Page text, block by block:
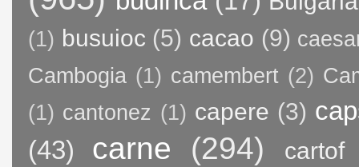
(1) busuioc (5) cacao (9)
Cambogia (1) camembert (2)
(1) cantonez (1) capere (3)
(43)
carne (294)
cartof